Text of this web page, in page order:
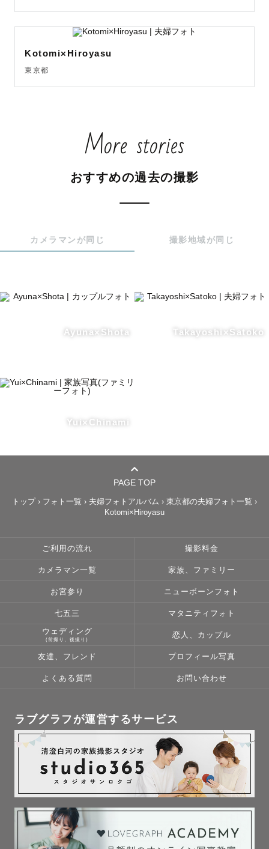
Kotomi×Hiroyasu
東京都
More stories
おすすめの過去の撮影
カメラマンが同じ 撮影地域が同じ
Ayuna×Shota Takayoshi×Satoko
Yui×Chinami
PAGE TOP
トップ› フォト一覧 › 夫婦フォトアルバム › 東京都の夫婦フォト一覧 ›
Kotomi×Hiroyasu
ご利用の流れ 撮影料金
カメラマン一覧 家族、ファミリー
お宮参り ニューボーンフォト
七五三 マタニティフォト
ウェディング
(前撮り、後撮り)
恋人、カップル
友達、フレンド プロフィール写真
よくある質問 お問い合わせ
ラブグラフが運営するサービス